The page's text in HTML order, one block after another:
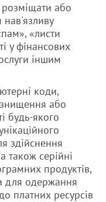
розміщати або
«листи
у фінансових
іншим
коди,
або
будь-якого
здійснення
також серійні
продуктів,
для одержання
платних ресурсів